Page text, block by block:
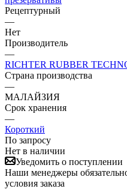
Рецептурный
—
Нет
Производитель
—
RICHTER RUBBER
Страна производства
—
МАЛАЙЗИЯ
Срок хранения
—
Короткий
По запросу
Нет в наличии
Уведомить о поступлении
Наши менеджеры
условия заказа